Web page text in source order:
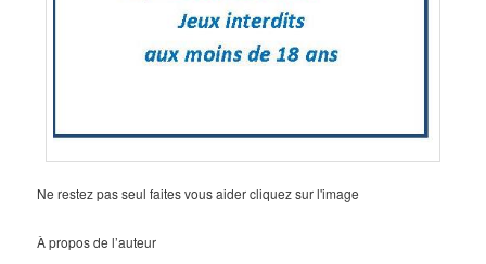
Ne restez pas seul faites vous aider cliquez sur l'image
À propos de l’auteur